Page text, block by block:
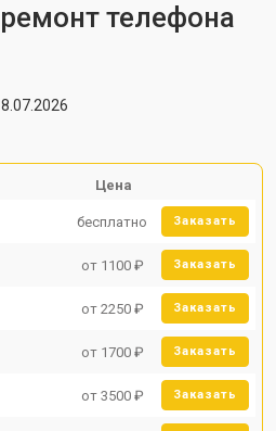
телефона
Цена
бесплатно Заказать
от 1100 ₽ Заказать
от 2250 ₽ Заказать
от 1700 ₽ Заказать
от 3500 ₽ Заказать